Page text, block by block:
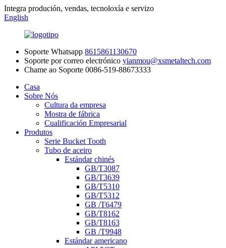
Integra produción, vendas, tecnoloxía e servizo
English
Soporte Whatsapp 8615861130670
Soporte por correo electrónico yianmou@xsmetaltech.com
Chame ao Soporte 0086-519-88673333
Casa
Sobre Nós
Cultura da empresa
Mostra de fábrica
Cualificación Empresarial
Produtos
Serie Bucket Tooth
Tubo de aceiro
Estándar chinés
GB/T3087
GB/T3639
GB/T5310
GB/T5312
GB /T6479
GB/T8162
GB/T8163
GB /T9948
Estándar americano